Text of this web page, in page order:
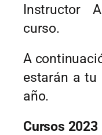
Instructor
curso.
A
estarán a tu
año.
Cursos 2023